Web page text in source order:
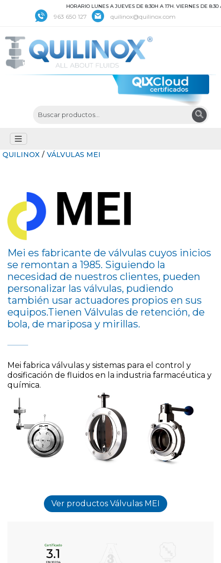
HORARIO LUNES A JUEVES DE 8:30H A 17H. VIERNES DE 8:30 A
963 650 127 quilinox@quilinox.com
QUILINOX / VÁLVULAS MEI
Mei es fabricante de válvulas cuyos inicios
se remontan a 1985. Siguiendo la
necesidad de nuestros clientes, pueden
personalizar las válvulas, pudiendo
también usar actuadores propios en sus
equipos.Tienen Válvulas de retención, de
bola, de mariposa y mirillas.
Mei fabrica válvulas y sistemas para el control y
dosificación de fluidos en la industria farmacéutica y
química.